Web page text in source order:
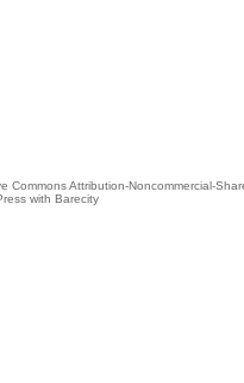
Commons Attribution-Noncommercial-
with Barecity